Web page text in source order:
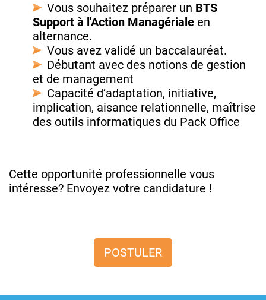
Vous souhaitez préparer un BTS
Support à l'Action Managériale en
alternance.
Vous avez validé un baccalauréat.
Débutant avec des notions de gestion
et de management
Capacité d’adaptation, initiative,
implication, aisance relationnelle, maîtrise
des outils informatiques du Pack Office
Cette opportunité professionnelle vous
intéresse? Envoyez votre candidature !
POSTULER